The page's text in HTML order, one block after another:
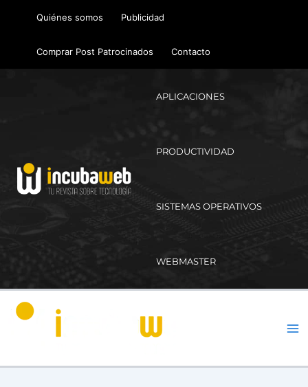
Quiénes somos Publicidad
Comprar Post Patrocinados Contacto
APLICACIONES
PRODUCTIVIDAD
SISTEMAS OPERATIVOS
WEBMASTER